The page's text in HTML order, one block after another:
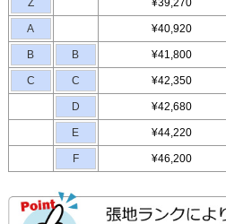
A ¥40,920
B B ¥41,800
C C ¥42,350
D ¥42,680
E ¥44,220
F ¥46,200